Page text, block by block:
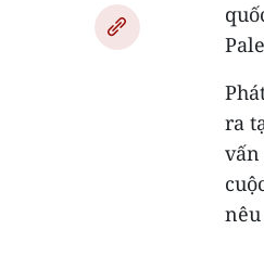
ra
vấn